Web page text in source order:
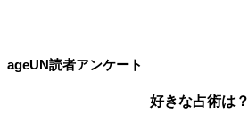
ageUN読者アンケート
好きな占術は？